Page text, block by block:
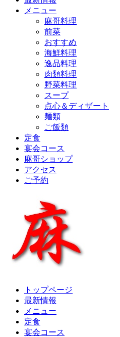
メニュー
麻哥料理
前菜
おすすめ
海鮮料理
逸品料理
肉類料理
野菜料理
スープ
点心＆ディザート
麺類
ご飯類
定食
宴会コース
麻哥ショップ
アクセス
ご予約
トップページ
最新情報
メニュー
定食
宴会コース